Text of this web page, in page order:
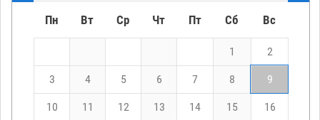
Пн Вт Ср Чт Пт Сб Вс
1 2
3 4 5 6 7 8 9
10 11 12 13 14 15 16